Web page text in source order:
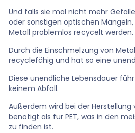
Und falls sie mal nicht mehr
oder sonstigen optischen
Metall problemlos recycelt werden.
Durch die Einschmelzung von
recyclefähig und hat so eine
Diese unendliche Lebensdauer
keinem Abfall.
Außerdem wird bei der Herstellung
benötigt als für PET, was in den
zu finden ist.